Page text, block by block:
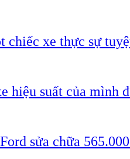
xe thực sự
hiệu suất của mình
sửa chữa